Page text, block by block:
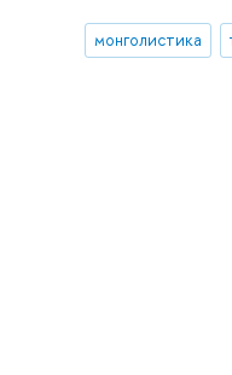
монголистика